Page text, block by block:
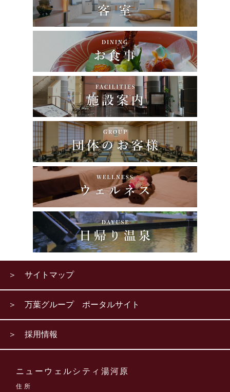
＞ サイトマップ
＞ 万葉グループ ポータルサイト
＞ 採用情報
ニューウェルシティ湯河原
住 所